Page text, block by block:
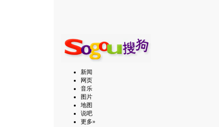
新闻
网页
音乐
图片
地图
说吧
更多»